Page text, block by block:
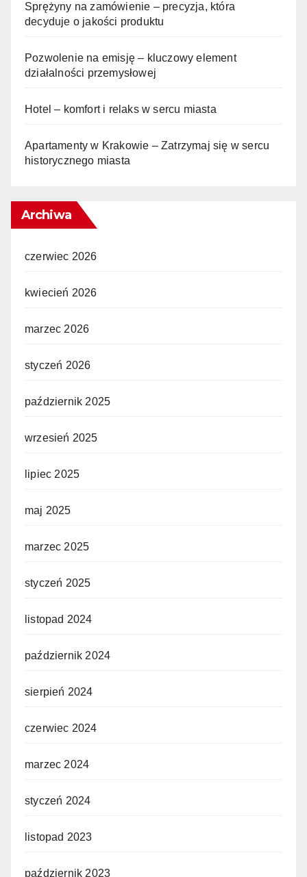
Sprężyny na zamówienie – precyzja, która
decyduje o jakości produktu
Pozwolenie na emisję – kluczowy element
działalności przemysłowej
Hotel – komfort i relaks w sercu miasta
Apartamenty w Krakowie – Zatrzymaj się w sercu
historycznego miasta
Archiwa
czerwiec 2026
kwiecień 2026
marzec 2026
styczeń 2026
październik 2025
wrzesień 2025
lipiec 2025
maj 2025
marzec 2025
styczeń 2025
listopad 2024
październik 2024
sierpień 2024
czerwiec 2024
marzec 2024
styczeń 2024
listopad 2023
październik 2023